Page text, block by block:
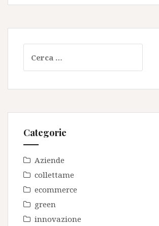
per:
Categorie
Aziende
collettame
ecommerce
green
innovazione